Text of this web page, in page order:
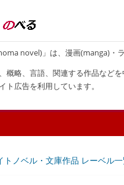
novel)」は、漫画(manga)
概略、言語、関連する作品などを
広告を利用しています。
トノベル・文庫作品 レーベル